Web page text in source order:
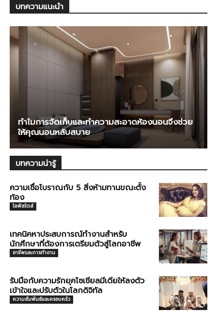
บทความแนะนำ
ทำไมการจัดเก็บและทำความสะอาดห้องนอนจึงช่วย
ให้คุณนอนหลับสบาย
บทความน่ารู้
ความเชื่อโบราณกับ 5 สิ่งห้ามทานขณะตั้ง
ท้อง
ไลฟ์สไตล์
เทคนิคหาประสบการณ์ทำงานสำหรับ
นักศึกษาที่ต้องการเตรียมตัวสู่โลกอาชีพ
อาชีพและการทำงาน
รับมือกับความรักยุคโซเชียลมีเดียให้ลงตัว
เข้าใจและปรับตัวในโลกดิจิทัล
ความสัมพันธ์และครอบครัว